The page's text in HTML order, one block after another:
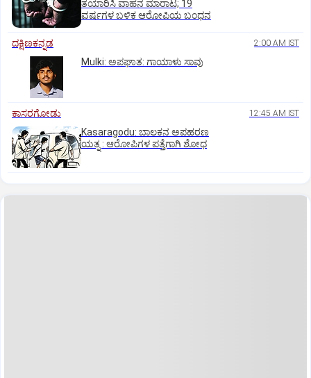
ತಯಾರಿಸಿ ವಾಹನ ಮಾರಾಟ; 19
ವರ್ಷಗಳ ಬಳಿಕ ಆರೋಪಿಯ ಬಂಧನ
ದಕ್ಷಿಣಕನ್ನಡ 2:00 AM IST
Mulki: ಅಪಘಾತ: ಗಾಯಾಳು ಸಾವು
ಕಾಸರಗೋಡು 12:45 AM IST
Kasaragodu: ಬಾಲಕನ ಅಪಹರಣ
ಯತ್ನ : ಆರೋಪಿಗಳ ಪತ್ತೆಗಾಗಿ ಶೋಧ